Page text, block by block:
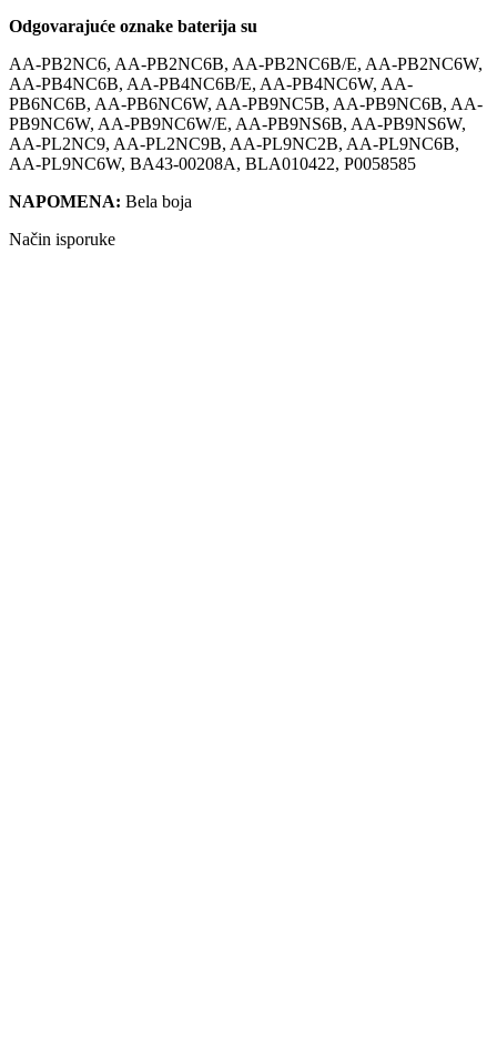
Odgovarajuće oznake baterija su
AA-PB2NC6, AA-PB2NC6B, AA-PB2NC6B/E, AA-PB2NC6W,
AA-PB4NC6B, AA-PB4NC6B/E, AA-PB4NC6W, AA-
PB6NC6B, AA-PB6NC6W, AA-PB9NC5B, AA-PB9NC6B, AA-
PB9NC6W, AA-PB9NC6W/E, AA-PB9NS6B, AA-PB9NS6W,
AA-PL2NC9, AA-PL2NC9B, AA-PL9NC2B, AA-PL9NC6B,
AA-PL9NC6W, BA43-00208A, BLA010422, P0058585
NAPOMENA: Bela boja
Način isporuke